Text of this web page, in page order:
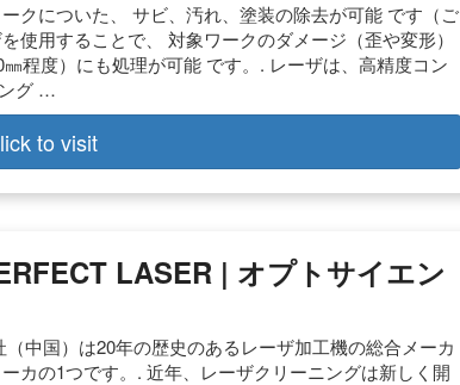
クについた、 サビ、汚れ、塗装の除去が可能 です（ご
使用することで、 対象ワークのダメージ（歪や変形）
程度）にも処理が可能 です。. レーザは、高精度コン
グ …
to visit
LASER | オプトサイエン
中国）は20年の歴史のあるレーザ加工機の総合メーカ
カの1つです。. 近年、レーザクリーニングは新しく開